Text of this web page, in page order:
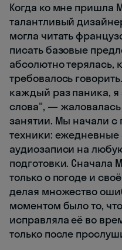
Когда ко мне пришла
талантливый
могла читать
писать базовые
абсолютно терялась,
требовалось
каждый раз паника,
слова", —
занятии. Мы начали с
техники:
аудиозаписи на
подготовки. Сначала
только о погоде и
делая множество
моментом было то,
исправляла её во
только после